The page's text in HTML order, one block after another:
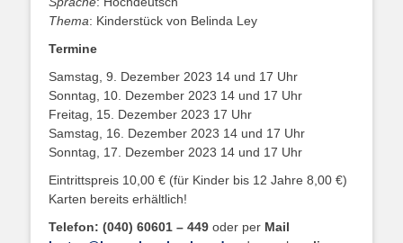
Thema: Kinderstück von Belinda Ley
Termine
Samstag, 9. Dezember 2023 14 und 17 Uhr
Sonntag, 10. Dezember 2023 14 und 17 Uhr
Freitag, 15. Dezember 2023 17 Uhr
Samstag, 16. Dezember 2023 14 und 17 Uhr
Sonntag, 17. Dezember 2023 14 und 17 Uhr
Eintrittspreis 10,00 € (für Kinder bis 12 Jahre 8,00 €)
Karten bereits erhältlich!
Telefon: (040) 60601 – 449 oder per Mail